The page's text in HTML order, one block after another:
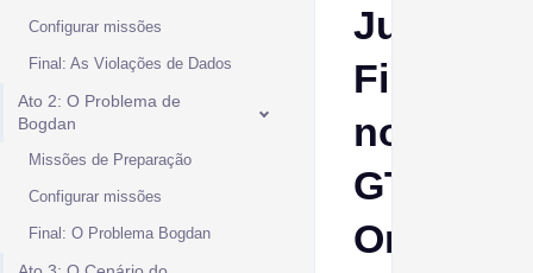
Configurar missões
Final: As Violações de Dados
Ato 2: O Problema de
Bogdan
Missões de Preparação
Configurar missões
Final: O Problema Bogdan
Juízo
Final
no
GTA
Online: